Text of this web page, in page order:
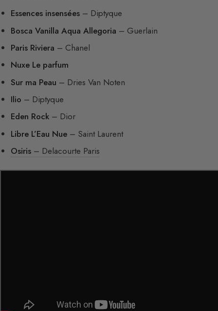
Essences insensées – Diptyque
Bosca Vanilla Aqua Allegoria – Guerlain
Paris Riviera – Chanel
Nuxe Le parfum
Sur ma Peau – Dries Van Noten
Ilio – Diptyque
Eden Rock – Dior
Libre L’Eau Nue – Saint Laurent
Osiris – Delacourte Paris